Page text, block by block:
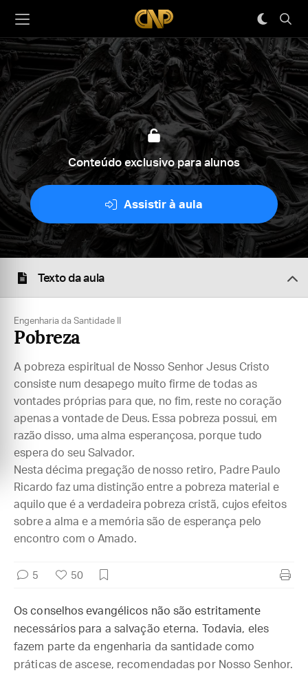
Conteúdo exclusivo para alunos
Assistir à aula
Texto da aula
Engenharia da Santidade II
Pobreza
A pobreza espiritual de Nosso Senhor Jesus Cristo
consiste num desapego muito firme de todas as
vontades próprias para que, no fim, reste no coração
apenas a vontade de Deus. Essa pobreza possui, em
razão disso, uma alma esperançosa, porque tudo
espera do seu Salvador.
Nesta décima pregação de nosso retiro, Padre Paulo
Ricardo faz uma distinção entre a pobreza material e
aquilo que é a verdadeira pobreza cristã, cujos efeitos
sobre a alma e a memória são de esperança pelo
encontro com o Amado.
5 50
Os conselhos evangélicos não são estritamente
necessários para a salvação eterna. Todavia, eles
fazem parte da engenharia da santidade como
práticas de ascese, recomendadas por Nosso Senhor.